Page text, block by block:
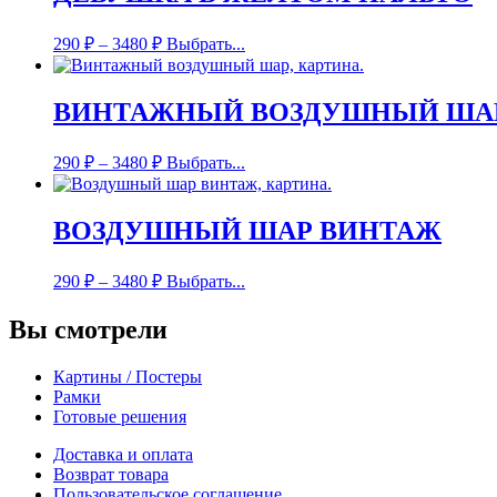
290 ₽ – 3480 ₽ Выбрать...
ВИНТАЖНЫЙ ВОЗДУШНЫЙ
290 ₽ – 3480 ₽ Выбрать...
ВОЗДУШНЫЙ ШАР ВИНТАЖ
290 ₽ – 3480 ₽ Выбрать...
Вы смотрели
Картины / Постеры
Рамки
Готовые решения
Доставка и оплата
Возврат товара